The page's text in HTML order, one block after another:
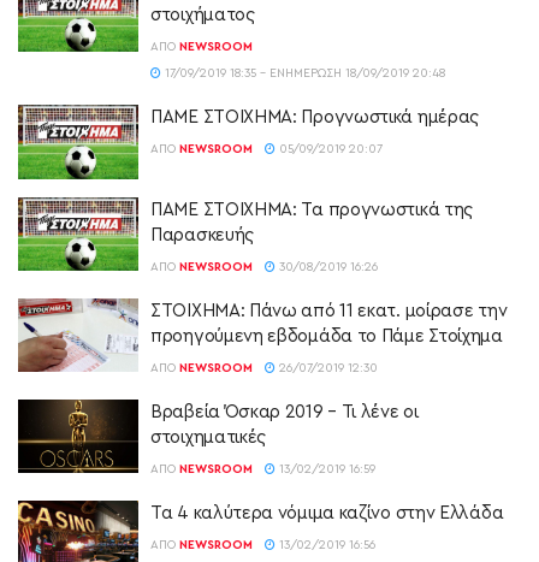
στοιχήματος
ΑΠΌ NEWSROOM
17/09/2019 18:35 - ΕΝΗΜΈΡΩΣΗ 18/09/2019 20:48
ΠΑΜΕ ΣΤΟΙΧΗΜΑ: Προγνωστικά ημέρας
ΑΠΌ NEWSROOM 05/09/2019 20:07
ΠΑΜΕ ΣΤΟΙΧΗΜΑ: Τα προγνωστικά της
Παρασκευής
ΑΠΌ NEWSROOM 30/08/2019 16:26
ΣΤΟΙΧΗΜΑ: Πάνω από 11 εκατ. μοίρασε την
προηγούμενη εβδομάδα το Πάμε Στοίχημα
ΑΠΌ NEWSROOM 26/07/2019 12:30
Βραβεία Όσκαρ 2019 – Τι λένε οι
στοιχηματικές
ΑΠΌ NEWSROOM 13/02/2019 16:59
Τα 4 καλύτερα νόμιμα καζίνο στην Ελλάδα
ΑΠΌ NEWSROOM 13/02/2019 16:56